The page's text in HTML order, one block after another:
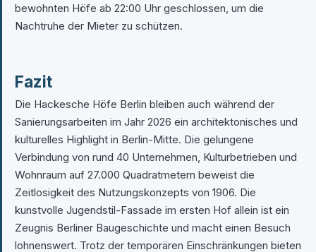
bewohnten Höfe ab 22:00 Uhr geschlossen, um die
Nachtruhe der Mieter zu schützen.
Fazit
Die Hackesche Höfe Berlin bleiben auch während der
Sanierungsarbeiten im Jahr 2026 ein architektonisches und
kulturelles Highlight in Berlin-Mitte. Die gelungene
Verbindung von rund 40 Unternehmen, Kulturbetrieben und
Wohnraum auf 27.000 Quadratmetern beweist die
Zeitlosigkeit des Nutzungskonzepts von 1906. Die
kunstvolle Jugendstil-Fassade im ersten Hof allein ist ein
Zeugnis Berliner Baugeschichte und macht einen Besuch
lohnenswert. Trotz der temporären Einschränkungen bieten